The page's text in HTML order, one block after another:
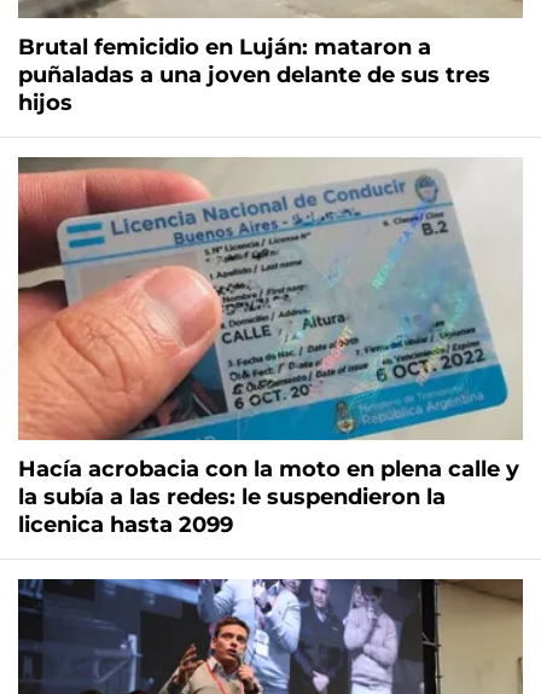
Brutal femicidio en Luján: mataron a
puñaladas a una joven delante de sus tres
hijos
Hacía acrobacia con la moto en plena calle y
la subía a las redes: le suspendieron la
licenica hasta 2099